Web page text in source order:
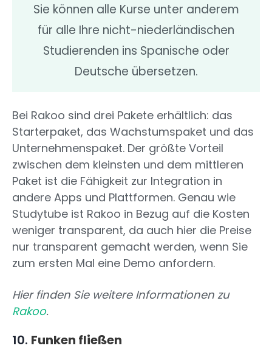
Sie können alle Kurse unter anderem
für alle Ihre nicht-niederländischen
Studierenden ins Spanische oder
Deutsche übersetzen.
Bei Rakoo sind drei Pakete erhältlich: das
Starterpaket, das Wachstumspaket und das
Unternehmenspaket. Der größte Vorteil
zwischen dem kleinsten und dem mittleren
Paket ist die Fähigkeit zur Integration in
andere Apps und Plattformen. Genau wie
Studytube ist Rakoo in Bezug auf die Kosten
weniger transparent, da auch hier die Preise
nur transparent gemacht werden, wenn Sie
zum ersten Mal eine Demo anfordern.
Hier finden Sie weitere Informationen zu
Rakoo.
10. Funken fließen